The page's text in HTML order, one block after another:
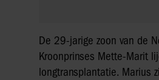
De 29-jarige zoon van de
Kroonprinses Mette-Marit
longtransplantatie. Marius